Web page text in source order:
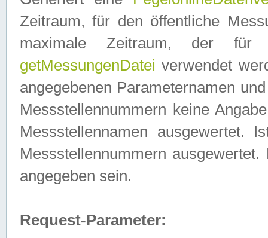
Zeitraum, für den öffentliche
maximale Zeitraum, der
getMessungenDatei verwendet
angegebenen Parameternamen
Messstellennummern keine
Messstellennamen ausgewertet.
Messstellennummern
angegeben sein.
Request-Parameter: